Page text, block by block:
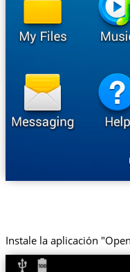
Instale la aplicación